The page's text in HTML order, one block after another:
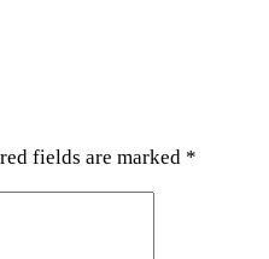
fields are marked *